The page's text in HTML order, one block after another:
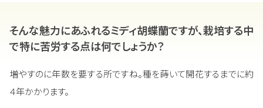
そんな魅力にあふれるミディ胡蝶蘭ですが、栽培する中
で特に苦労する点は何でしょうか？
増やすのに年数を要する所ですね。種を蒔いて開花するまでに約
４年かかります。